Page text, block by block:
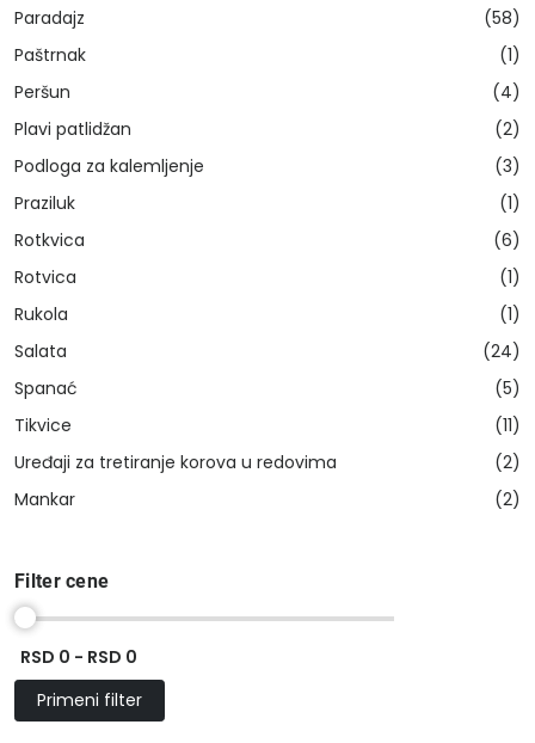
Paradajz
(58)
Paštrnak
(1)
Peršun
(4)
Plavi patlidžan
(2)
Podloga za kalemljenje
(3)
Praziluk
(1)
Rotkvica
(6)
Rotvica
(1)
Rukola
(1)
Salata
(24)
Spanać
(5)
Tikvice
(11)
Uređaji za tretiranje korova u redovima
(2)
Mankar
(2)
Filter cene
RSD 0 - RSD 0
Primeni filter